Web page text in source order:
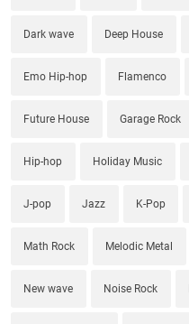
Dark wave Deep House
Emo Hip-hop Flamenco
Future House Garage Rock
Hip-hop Holiday Music
J-pop Jazz K-Pop
Math Rock Melodic Metal
New wave Noise Rock